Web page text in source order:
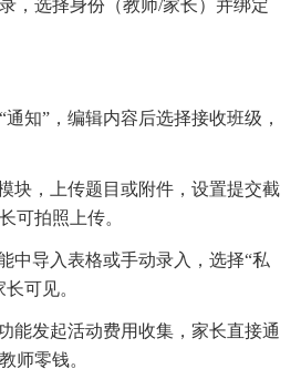
，选择身份（教师/家长）并绑定
知”，编辑内容后选择接收班级，
块，上传题目或附件，设置提交截
可拍照上传。
中导入表格或手动录入，选择“私
可见。
能发起活动费用收集，家长直接通
师零钱。